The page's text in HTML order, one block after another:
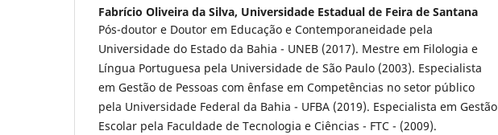
Fabrício Oliveira da Silva, Universidade Estadual de Feira de Santana
Pós-doutor e Doutor em Educação e Contemporaneidade pela
Universidade do Estado da Bahia - UNEB (2017). Mestre em Filologia e
Língua Portuguesa pela Universidade de São Paulo (2003). Especialista
em Gestão de Pessoas com ênfase em Competências no setor público
pela Universidade Federal da Bahia - UFBA (2019). Especialista em Gestão
Escolar pela Faculdade de Tecnologia e Ciências - FTC - (2009).